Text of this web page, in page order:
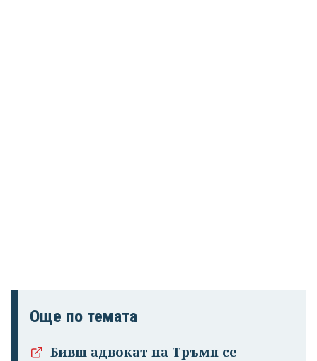
Още по темата
Бивш адвокат на Тръмп се